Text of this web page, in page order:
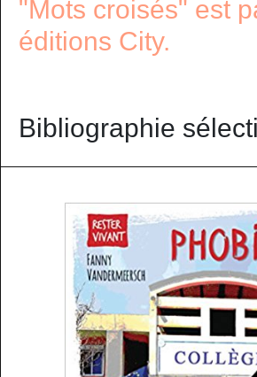
"Mots croisés" est
éditions City.
Bibliographie